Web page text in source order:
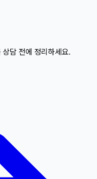
상담 전에 정리하세요.